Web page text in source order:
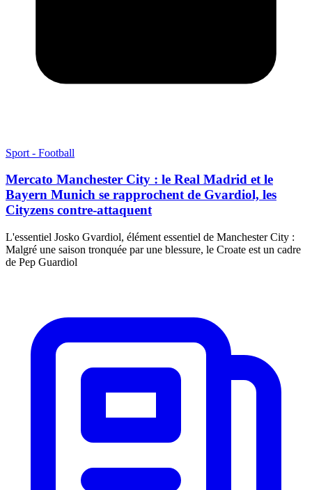
Sport - Football
Mercato Manchester City : le Real Madrid et le
Bayern Munich se rapprochent de Gvardiol, les
Cityzens contre-attaquent
L'essentiel Josko Gvardiol, élément essentiel de Manchester City :
Malgré une saison tronquée par une blessure, le Croate est un cadre
de Pep Guardiol